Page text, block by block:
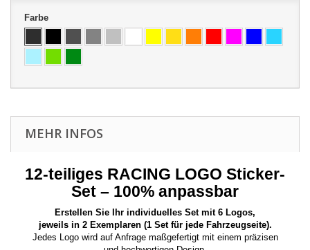
Farbe
MEHR INFOS
12-teiliges RACING LOGO Sticker-
Set – 100% anpassbar
Erstellen Sie Ihr individuelles Set mit 6 Logos,
jeweils in 2 Exemplaren (1 Set für jede Fahrzeugseite).
Jedes Logo wird auf Anfrage maßgefertigt mit einem präzisen